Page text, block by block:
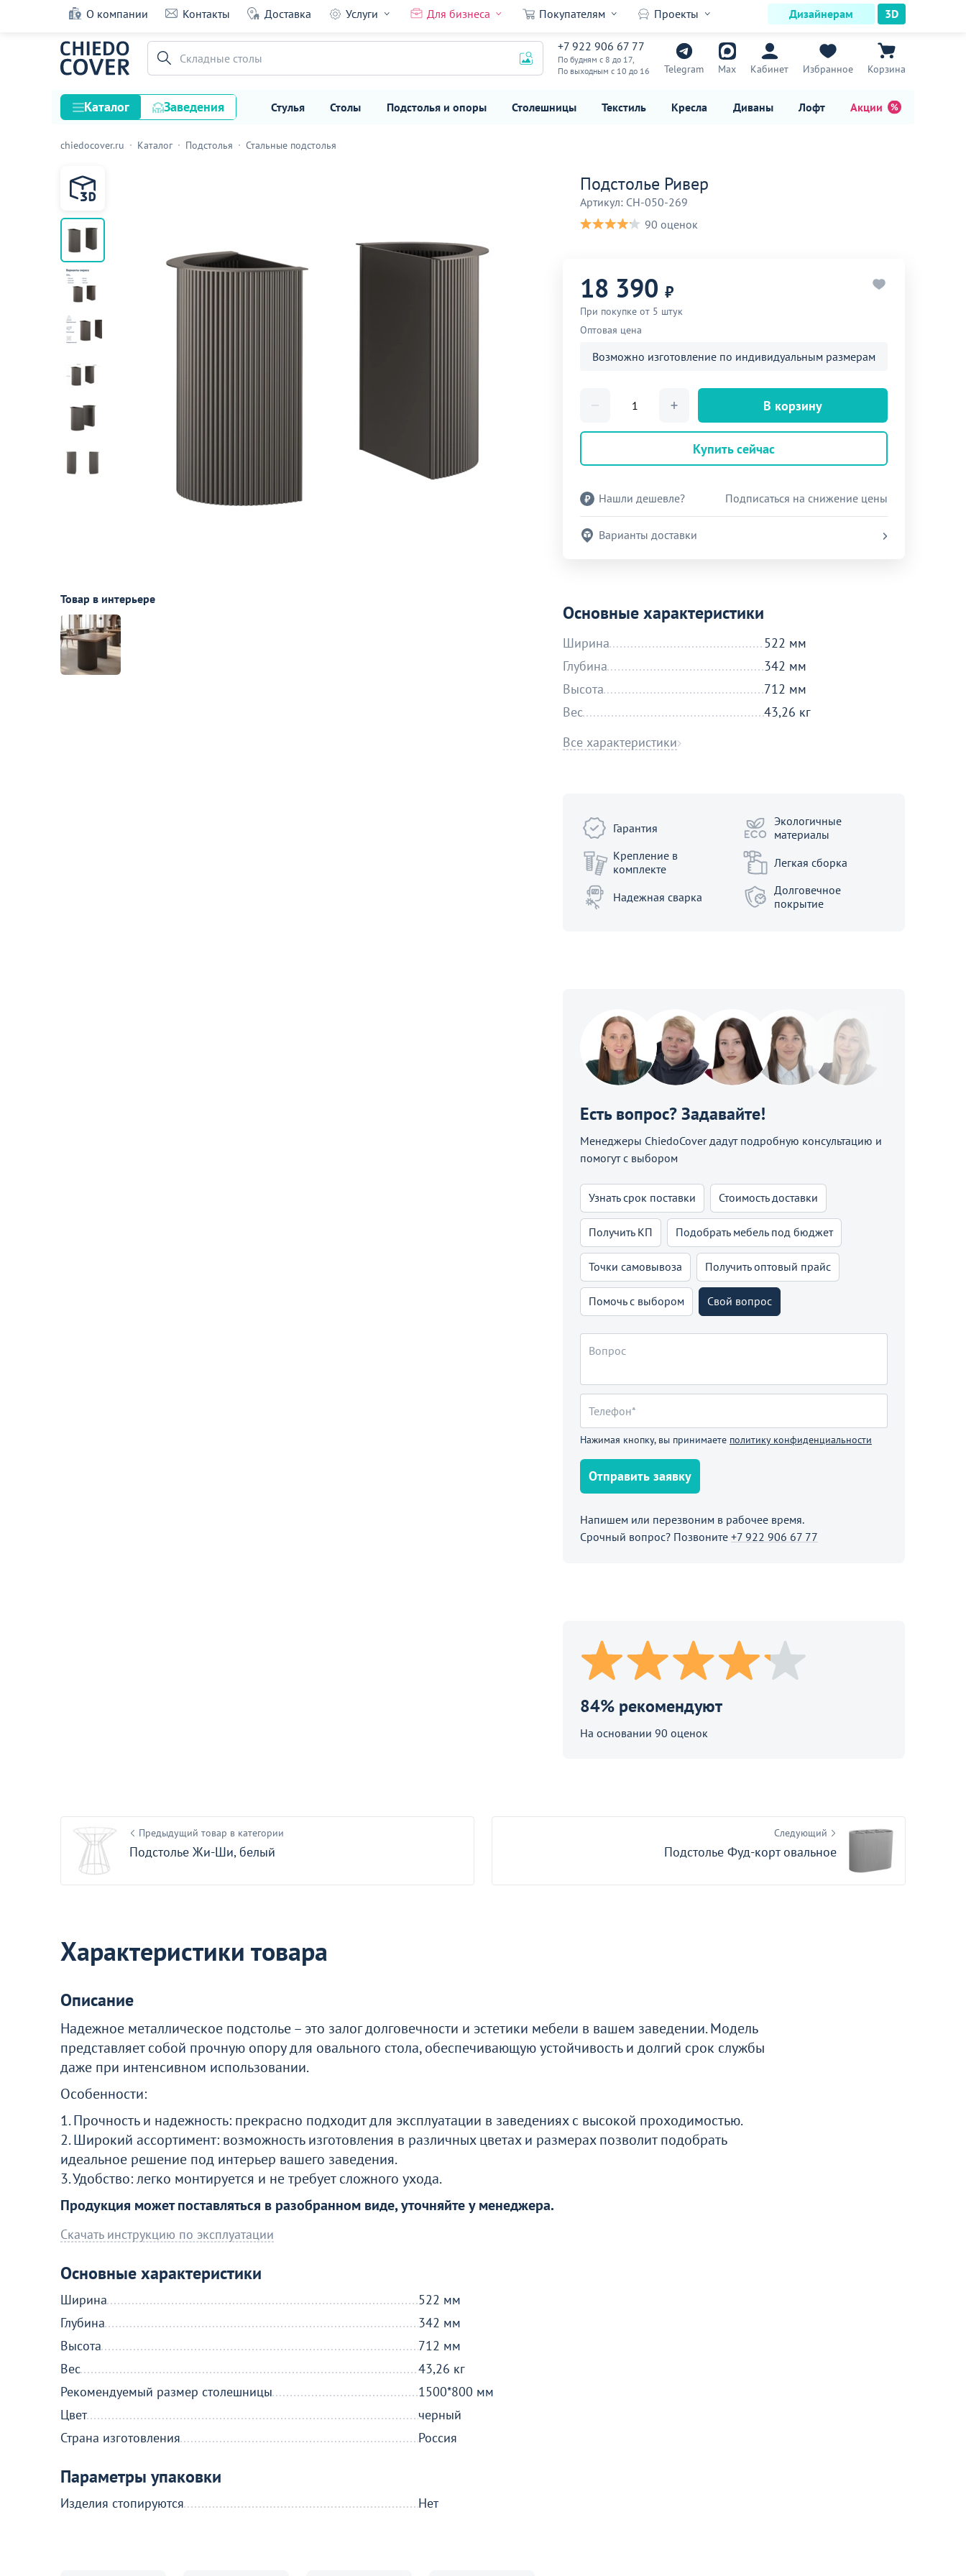
О компании Контакты Доставка Услуги Для бизнеса Покупателям Проекты Дизайнерам 3D
+7 922 906 67 77
По будням с 8 до 17,
По выходным с 10 до 16
Telegram Max Кабинет Избранное Корзина
Складные столы
Каталог Заведения Стулья Столы Подстолья и опоры Столешницы Текстиль Кресла Диваны Лофт Акции
Стулья
Столы
Подстолья и опоры
Столешницы
Текстиль
Кресла
Диваны
Лофт
Гостиницы и отели
Мебель для хранения
Акции
Подстолье Ривер
90 оценок
18 390
chiedocover.ru Каталог Подстолья Стальные подстолья
Товар в интерьере
Подстолье Ривер
Артикул: CH-050-269
90 оценок
18 390 ₽
При покупке от 5 штук
Оптовая цена
Возможно изготовление по индивидуальным размерам
В корзину
Купить сейчас
Нашли дешевле? Подписаться на снижение цены
Варианты доставки
Основные характеристики
Ширина
522 мм
Глубина
342 мм
Высота
712 мм
Вес
43,26 кг
Все характеристики
Гарантия
Экологичные
материалы
Крепление в
комплекте
Легкая сборка
Надежная сварка
Долговечное
покрытие
Есть вопрос? Задавайте!
Менеджеры ChiedoCover дадут подробную консультацию и
помогут с выбором
Узнать срок поставки Стоимость доставки
Получить КП Подобрать мебель под бюджет
Точки самовывоза Получить оптовый прайс
Помочь с выбором Свой вопрос
Нажимая кнопку, вы принимаете политику конфиденциальности
Отправить заявку
Напишем или перезвоним в рабочее время.
Срочный вопрос? Позвоните +7 922 906 67 77
84% рекомендуют
На основании 90 оценок
Предыдущий товар в категории
Подстолье Жи-Ши, белый
Следующий
Подстолье Фуд-корт овальное
Характеристики товара
Описание
Надежное металлическое подстолье – это залог долговечности и эстетики мебели в вашем заведении. Модель
представляет собой прочную опору для овального стола, обеспечивающую устойчивость и долгий срок службы
даже при интенсивном использовании.
Особенности:
1. Прочность и надежность: прекрасно подходит для эксплуатации в заведениях с высокой проходимостью.
2. Широкий ассортимент: возможность изготовления в различных цветах и размерах позволит подобрать
идеальное решение под интерьер вашего заведения.
3. Удобство: легко монтируется и не требует сложного ухода.
Продукция может поставляться в разобранном виде, уточняйте у менеджера.
Скачать инструкцию по эксплуатации
Основные характеристики
Ширина
522 мм
Глубина
342 мм
Высота
712 мм
Вес
43,26 кг
Рекомендуемый размер столешницы
1500*800 мм
Цвет
черный
Страна изготовления
Россия
Параметры упаковки
Изделия стопируются Нет
В корзине
Продолжить покупки